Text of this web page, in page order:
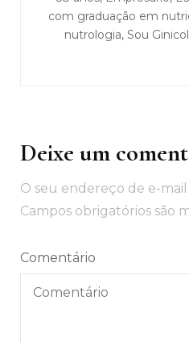
com graduação em
nutrologia, Sou
Deixe um
O seu endereço de e-
Campos obrigatórios são
Comentário